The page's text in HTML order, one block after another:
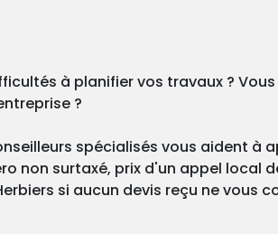
à planifier vos travaux ?
?
spécialisés vous aident à
non surtaxé, prix d'un appel local
si aucun devis reçu ne vous